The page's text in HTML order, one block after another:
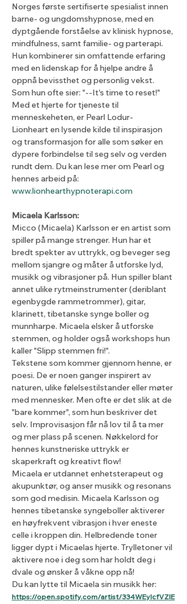
Norges første sertifiserte spesialist innen
barne- og ungdomshypnose, med en
dyptgående forståelse av klinisk hypnose,
mindfulness, samt familie- og parterapi.
Hun kombinerer sin omfattende erfaring
med en lidenskap for å hjelpe andre å
oppnå bevissthet og personlig vekst.
Som hun ofte sier: "--It's time to reset!"
Med et hjerte for tjeneste til
menneskeheten, er Pearl Lodur-
Lionheart en lysende kilde til inspirasjon
og transformasjon for alle som søker en
dypere forbindelse til seg selv og verden
rundt dem. Du kan lese mer om Pearl og
hennes arbeid på:
www.lionhearthypnoterapi.com
Micaela Karlsson:
Micco (Micaela) Karlsson er en artist som
spiller på mange strenger. Hun har et
bredt spekter av uttrykk, og beveger seg
mellom sjangre og måter å utforske lyd,
musikk og vibrasjoner på. Hun spiller blant
annet ulike rytmeinstrumenter (deriblant
egenbygde rammetrommer), gitar,
klarinett, tibetanske synge boller og
munnharpe. Micaela elsker å utforske
stemmen, og holder også workshops hun
kaller "Slipp stemmen fri!".
Tekstene som kommer gjennom henne, er
poesi. De er noen ganger inspirert av
naturen, ulike følelsestilstander eller møter
med mennesker. Men ofte er det slik at de
"bare kommer", som hun beskriver det
selv. Improvisasjon får nå lov til å ta mer
og mer plass på scenen. Nøkkelord for
hennes kunstneriske uttrykk er
skaperkraft og kreativt flow!
Micaela er utdannet enhetsterapeut og
akupunktør, og anser musikk og resonans
som god medisin. Micaela Karlsson og
hennes tibetanske syngeboller aktiverer
en høyfrekvent vibrasjon i hver eneste
celle i kroppen din. Helbredende toner
ligger dypt i Micaelas hjerte. Trylletoner vil
aktivere noe i deg som har holdt deg i
dvale og ønsker å våkne opp nå!
Du kan lytte til Micaela sin musikk her:
https://open.spotify.com/artist/334WEyIcfVZIE